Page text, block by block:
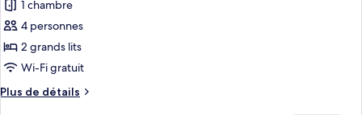
Accessible)
très
grand
lit
(Communications
Accessible)
photos
pour
ce
type
chambre :
1 chambre
4 personnes
2 grands lits
Wi-Fi gratuit
Plus de détails
Plus